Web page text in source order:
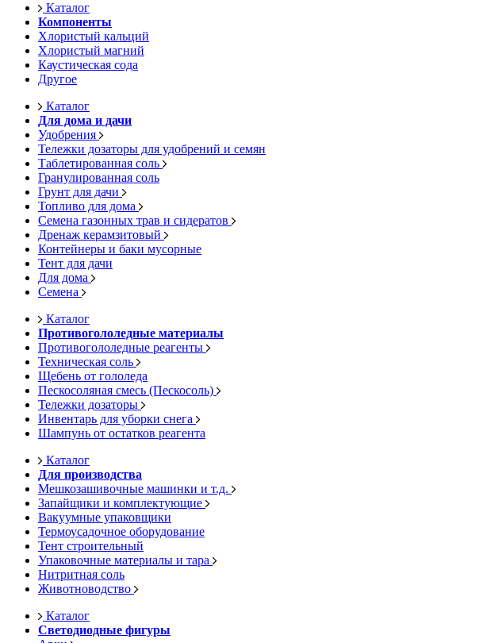
Каталог
Компоненты
Хлористый кальций
Хлористый магний
Каустическая сода
Другое
Каталог
Для дома и дачи
Удобрения
Тележки дозаторы для удобрений и семян
Таблетированная соль
Гранулированная соль
Грунт для дачи
Топливо для дома
Семена газонных трав и сидератов
Дренаж керамзитовый
Контейнеры и баки мусорные
Тент для дачи
Для дома
Семена
Каталог
Противогололедные материалы
Противогололедные реагенты
Техническая соль
Щебень от гололеда
Пескосоляная смесь (Пескосоль)
Тележки дозаторы
Инвентарь для уборки снега
Шампунь от остатков реагента
Каталог
Для производства
Мешкозашивочные машинки и т.д.
Запайщики и комплектующие
Вакуумные упаковщики
Термоусадочное оборудование
Тент строительный
Упаковочные материалы и тара
Нитритная соль
Животноводство
Каталог
Светодиодные фигуры